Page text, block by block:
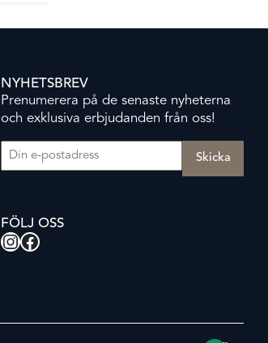
NYHETSBREV
Prenumerera på de senaste nyheterna
och exklusiva erbjudanden från oss!
E-post (Obligatoriskt)
FÖLJ OSS
Instagram
Facebook